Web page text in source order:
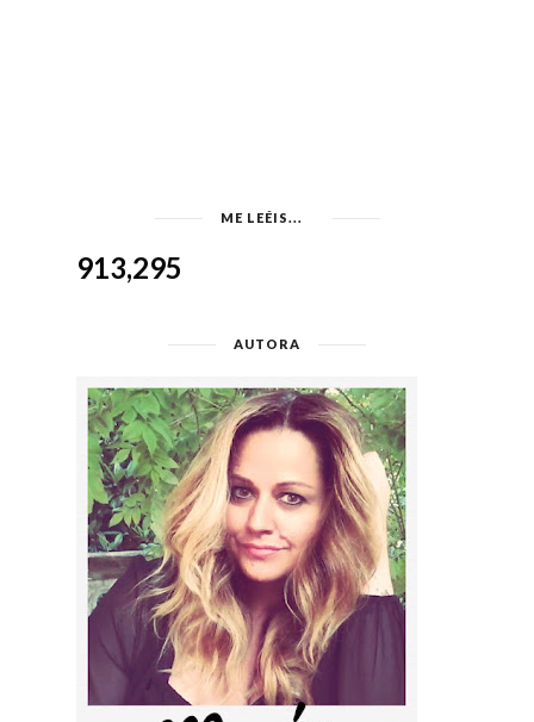
ME LEÉIS...
913,295
AUTORA